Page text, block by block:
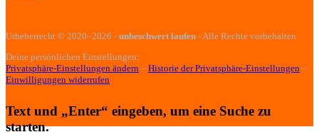
Urheberrecht © 2020–2026 - unbeschwert laufen - Alle Rechte vorbehalten
Deine persönlichen Einstellungen:
Privatsphäre-Einstellungen ändern – Historie der Privatsphäre-Einstellungen –
Einwilligungen widerrufen
Text und „Enter“ eingeben, um eine Suche zu
starten.